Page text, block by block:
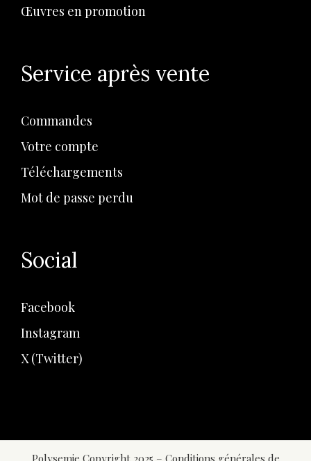
Œuvres en promotion
Service après vente
Commandes
Votre compte
Téléchargements
Mot de passe perdu
Social
Facebook
Instagram
X (Twitter)
Polysemie Copyright 2025 – Conditions générales de